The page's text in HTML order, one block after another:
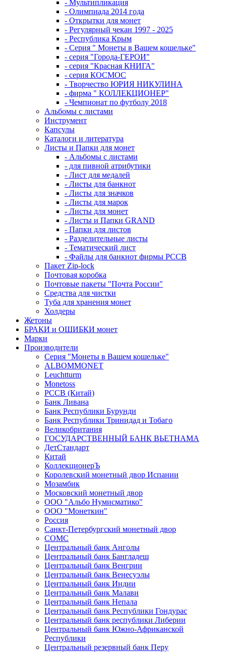
- Мультипликация
- Олимпиада 2014 года
- Открытки для монет
- Регулярный чекан 1997 - 2025
- Республика Крым
- Серия " Монеты в Вашем кошельке"
- серия "Города-ГЕРОИ"
- серия "Красная КНИГА"
- серия КОСМОС
- Творчество ЮРИЯ НИКУЛИНА
- фирма " КОЛЛЕКЦИОНЕР"
- Чемпионат по футболу 2018
Альбомы с листами
Инструмент
Капсулы
Каталоги и литература
Листы и Папки для монет
- Альбомы с листами
- для пивной атрибутики
- Лист для медалей
- Листы для банкнот
- Листы для значков
- Листы для марок
- Листы для монет
- Листы и Папки GRAND
- Папки для листов
- Разделительные листы
- Тематический лист
- Файлы для банкнот фирмы PCCB
Пакет Zip-lock
Почтовая коробка
Почтовые пакеты "Почта России"
Средства для чистки
Туба для хранения монет
Холдеры
Жетоны
БРАКИ и ОШИБКИ монет
Марки
Производители
Серия "Монеты в Вашем кошельке"
ALBOMMONET
Leuchtturm
Monetoss
PCCB (Китай)
Банк Ливана
Банк Республики Бурунди
Банк Республики Тринидад и Тобаго
Великобритания
ГОСУДАРСТВЕННЫЙ БАНК ВЬЕТНАМА
ДетСтандарт
Китай
КоллекционерЪ
Королевский монетный двор Испании
Мозамбик
Московский монетный двор
ООО "Альбо Нумисматико"
ООО "Монеткин"
Россия
Санкт-Петербургский монетный двор
СОМС
Центральный банк Анголы
Центральный банк Бангладеш
Центральный банк Венгрии
Центральный банк Венесуэлы
Центральный банк Индии
Центральный банк Малави
Центральный банк Непала
Центральный банк Республики Гондурас
Центральный банк республики Либерии
Центральный банк Южно-Африканской
Республики
Центральный резервный банк Перу